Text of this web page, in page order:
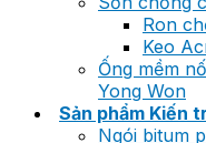
Ron
Keo
Ống mềm
Yong Won
Sản phẩm Kiến
Ngói bitum